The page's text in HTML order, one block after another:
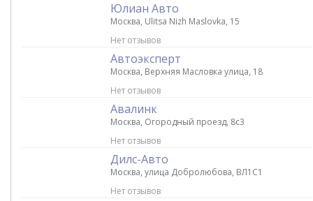
Юлиан Авто
Москва, Ulitsa Nizh Maslovka, 15
Нет отзывов
Автоэксперт
Москва, Верхняя Масловка улица, 18
Нет отзывов
Авалинк
Москва, Огородный проезд, 8с3
Нет отзывов
Дилс-Авто
Москва, улица Добролюбова, ВЛ1С1
Нет отзывов